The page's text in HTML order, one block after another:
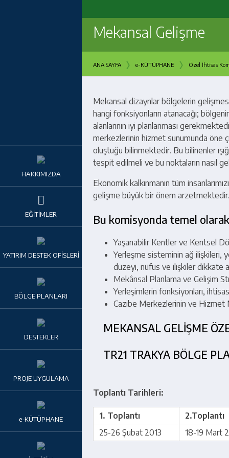
HAKKIMIZDA
EĞİTİMLER
YATIRIM DESTEK OFİSLERİ
BÖLGE PLANLARI
DESTEKLER
PROJE UYGULAMA
e-KÜTÜPHANE
Mekansal Gelişme
ANA SAYFA › e-KÜTÜPHANE › Özel İhtisas
Mekansal dizaynlar bölgelerin
hangi fonksiyonların atanacağı;
alanlarının iyi planlanması
merkezlerinin hizmet sunumunda öne
oluştuğu bilinmektedir. Bu bilinenler
tespit edilmeli ve bu noktaların nasıl
Ekonomik kalkınmanın tüm
gelişme büyük bir önem arzetmektedir.
Bu komisyonda temel
Yaşanabilir Kentler ve Kentsel
Yerleşme sisteminin ağ ilişkileri,
düzeyi, nüfus ve ilişkiler dikkate
Mekânsal Planlama ve Gelişim
Yerleşimlerin fonksiyonları,
Cazibe Merkezlerinin ve Hizmet
MEKANSAL GELİŞME
TR21 TRAKYA BÖLGE
Toplantı Tarihleri:
1. Toplantı
2.Toplantı
25-26 Şubat 2013
18-19 Mart